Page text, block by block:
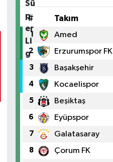
# Takım
1 Amed
2 Erzurumspor FK
3 Başakşehir
4 Kocaelispor
5 Beşiktaş
6 Eyüpspor
7 Galatasaray
8 Çorum FK